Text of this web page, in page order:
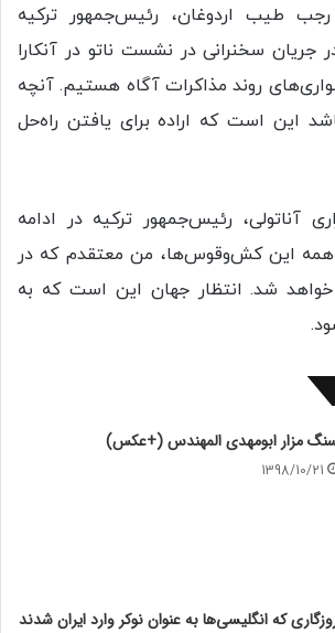
رجب طیب اردوغان، رئیس‌جمهور ترکیه
جریان سخنرانی در نشست ناتو در آنکارا
روند مذاکرات آگاه هستیم. آنچه
این است که اراده برای یافتن راه‌حل
آناتولی، رئیس‌جمهور ترکیه در ادامه
همه این کش‌وقوس‌ها، من معتقدم که در
خواهد شد. انتظار جهان این است که به
مزار ابومهدی المهندس (+عکس)
1398/10/21
که انگلیسی‌ها به عنوان نوکر وارد ایران شدند